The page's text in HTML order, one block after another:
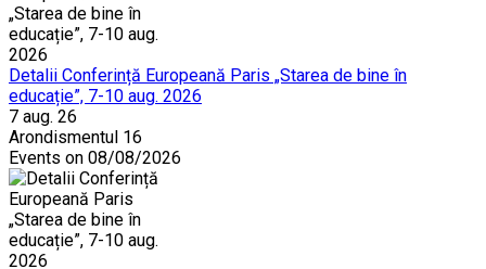
Detalii Conferință Europeană Paris „Starea de bine în
educație”, 7-10 aug. 2026
7 aug. 26
Arondismentul 16
Events on 08/08/2026